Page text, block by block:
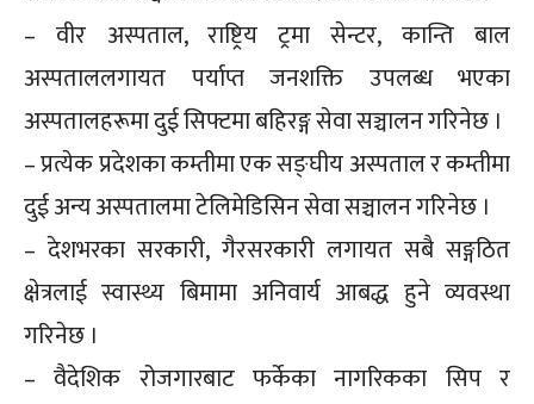
– वीर अस्पताल, राष्ट्रिय ट्रमा सेन्टर, कान्ति बाल
अस्पताललगायत पर्याप्त जनशक्ति उपलब्ध भएका
अस्पतालहरूमा दुई सिफ्टमा बहिरङ्ग सेवा सञ्चालन गरिनेछ ।
– प्रत्येक प्रदेशका कम्तीमा एक सङ्घीय अस्पताल र कम्तीमा
दुई अन्य अस्पतालमा टेलिमेडिसिन सेवा सञ्चालन गरिनेछ ।
– देशभरका सरकारी, गैरसरकारी लगायत सबै सङ्गठित
क्षेत्रलाई स्वास्थ्य बिमामा अनिवार्य आबद्ध हुने व्यवस्था
गरिनेछ ।
– वैदेशिक रोजगारबाट फर्केका नागरिकका सिप र